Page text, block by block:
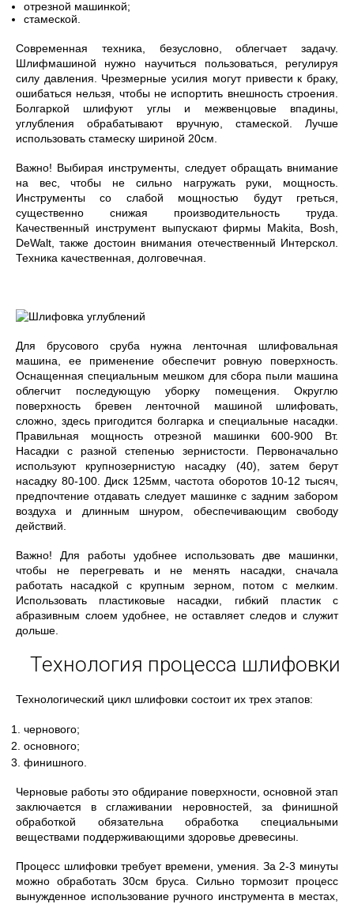
отрезной машинкой;
стамеской.
Современная техника, безусловно, облегчает задачу.
Шлифмашиной нужно научиться пользоваться, регулируя
силу давления. Чрезмерные усилия могут привести к браку,
ошибаться нельзя, чтобы не испортить внешность строения.
Болгаркой шлифуют углы и межвенцовые впадины,
углубления обрабатывают вручную, стамеской. Лучше
использовать стамеску шириной 20см.
Важно! Выбирая инструменты, следует обращать внимание
на вес, чтобы не сильно нагружать руки, мощность.
Инструменты со слабой мощностью будут греться,
существенно снижая производительность труда.
Качественный инструмент выпускают фирмы Makita, Bosh,
DeWalt, также достоин внимания отечественный Интерскол.
Техника качественная, долговечная.
Для брусового сруба нужна ленточная шлифовальная
машина, ее применение обеспечит ровную поверхность.
Оснащенная специальным мешком для сбора пыли машина
облегчит последующую уборку помещения. Округлю
поверхность бревен ленточной машиной шлифовать,
сложно, здесь пригодится болгарка и специальные насадки.
Правильная мощность отрезной машинки 600-900 Вт.
Насадки с разной степенью зернистости. Первоначально
используют крупнозернистую насадку (40), затем берут
насадку 80-100. Диск 125мм, частота оборотов 10-12 тысяч,
предпочтение отдавать следует машинке с задним забором
воздуха и длинным шнуром, обеспечивающим свободу
действий.
Важно! Для работы удобнее использовать две машинки,
чтобы не перегревать и не менять насадки, сначала
работать насадкой с крупным зерном, потом с мелким.
Использовать пластиковые насадки, гибкий пластик с
абразивным слоем удобнее, не оставляет следов и служит
дольше.
Технология процесса шлифовки
Технологический цикл шлифовки состоит их трех этапов:
чернового;
основного;
финишного.
Черновые работы это обдирание поверхности, основной этап
заключается в сглаживании неровностей, за финишной
обработкой обязательна обработка специальными
веществами поддерживающими здоровье древесины.
Процесс шлифовки требует времени, умения. За 2-3 минуты
можно обработать 30см бруса. Сильно тормозит процесс
вынужденное использование ручного инструмента в местах,